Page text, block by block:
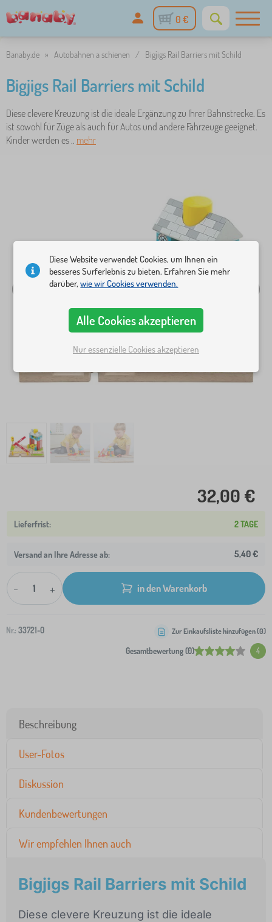
0 €
Banaby.de » Autobahnen a schienen / Bigjigs Rail Barriers mit Schild
Bigjigs Rail Barriers mit Schild
Diese clevere Kreuzung ist die ideale Ergänzung zu Ihrer Bahnstrecke. Es
ist sowohl für Züge als auch für Autos und andere Fahrzeuge geeignet.
Kinder werden es .. mehr
32,00 €
2 TAGE
Versand an Ihre Adresse ab: 5,40 €
- + in den Warenkorb
Nr.: 33721-0
Gesamtbewertung (0) 4
Zur Einkaufsliste hinzufügen (0)
Beschreibung
User-Fotos
Diskussion
Kundenbewertungen
Wir empfehlen Ihnen auch
Bigjigs Rail Barriers mit Schild
Diese clevere Kreuzung ist die ideale
Diese Website verwendet Cookies, um Ihnen ein
besseres Surferlebnis zu bieten. Erfahren Sie mehr
darüber,wie wir Cookies verwenden.
Alle Cookies akzeptieren
Nur essenzielle Cookies akzeptieren